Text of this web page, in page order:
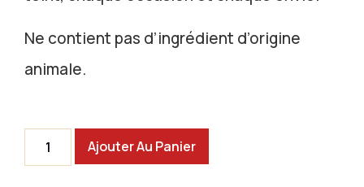
Ne contient pas d’ingrédient d’origine
animale.
Ajouter Au Panier